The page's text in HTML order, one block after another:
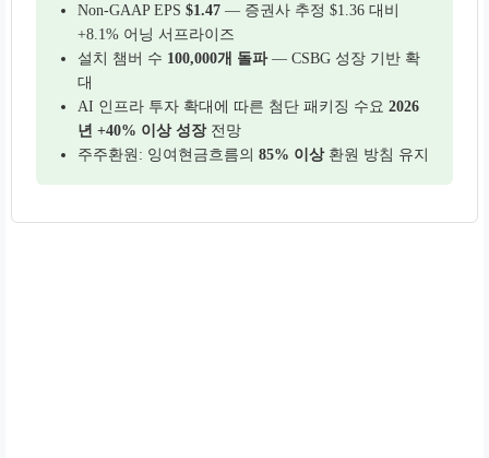
Non-GAAP EPS $1.47 — 증권사 추정 $1.36 대비
+8.1% 어닝 서프라이즈
설치 챔버 수 100,000개 돌파— CSBG 성장 기반 확
대
AI 인프라 투자 확대에 따른 첨단 패키징 수요 2026
년 +40% 이상 성장전망
주주환원: 잉여현금흐름의 85% 이상환원 방침 유지